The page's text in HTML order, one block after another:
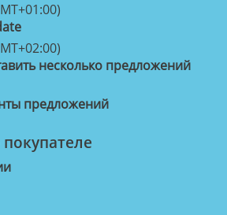
несколько предложений
предложений